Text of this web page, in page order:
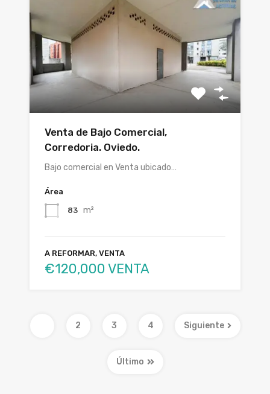
Venta de Bajo Comercial,
Corredoria. Oviedo.
Bajo comercial en Venta ubicado…
Área
83 m²
A REFORMAR, VENTA
€120,000 VENTA
2 3 4 Siguiente
Último